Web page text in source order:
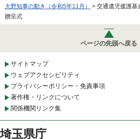
大野知事の動き（令和5年11月）
> 交通遺児援護基
贈呈式
ページの先頭へ戻る
サイトマップ
ウェブアクセシビリティ
プライバシーポリシー・免責事項
著作権・リンクについて
関係機関リンク集
埼玉県庁